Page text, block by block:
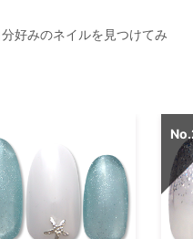
好みのネイルを見つけてみ